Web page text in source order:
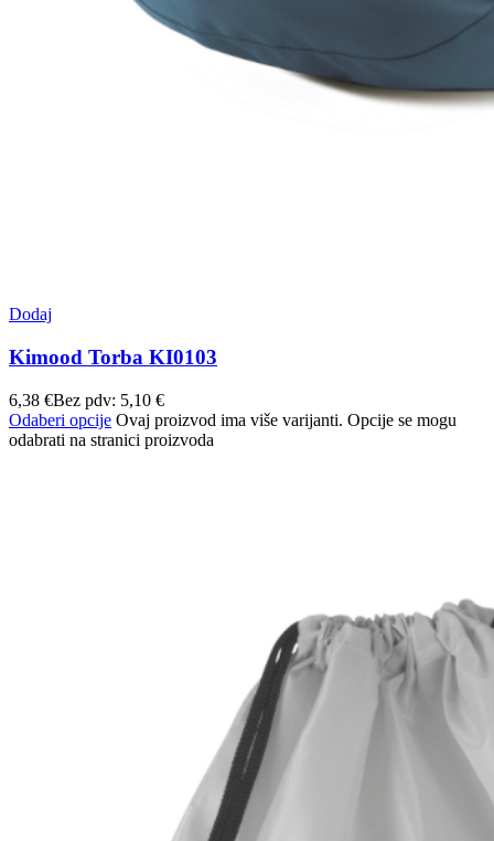
Dodaj
Kimood Torba KI0103
6,38 €Bez pdv: 5,10 €
Odaberi opcije Ovaj proizvod ima više varijanti. Opcije se mogu
odabrati na stranici proizvoda